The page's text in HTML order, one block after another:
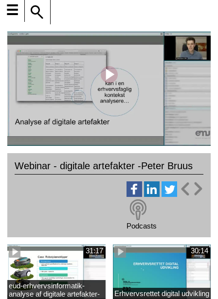
☰
Webinar - digitale artefakter -Peter Bruus
Podcasts
31:17
eud-erhvervsinformatik-
analyse af digitale artefakter-
30:14
Erhvervsrettet digital udvikling